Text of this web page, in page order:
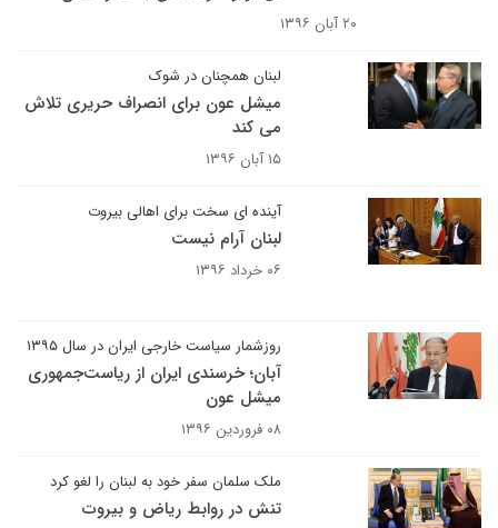
۲۰ آبان ۱۳۹۶
لبنان همچنان در شوک
میشل عون برای انصراف حریری تلاش
می کند
۱۵ آبان ۱۳۹۶
آینده ای سخت برای اهالی بیروت
لبنان آرام نیست
۰۶ خرداد ۱۳۹۶
روزشمار سیاست خارجی ایران در سال ۱۳۹۵
آبان؛ خرسندی ایران از ریاست‌جمهوری
میشل عون
۰۸ فروردین ۱۳۹۶
ملک سلمان سفر خود به لبنان را لغو کرد
تنش در روابط ریاض و بیروت